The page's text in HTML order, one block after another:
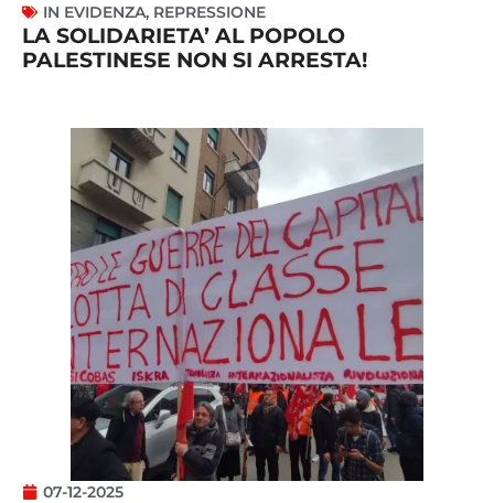
IN EVIDENZA, REPRESSIONE
LA SOLIDARIETA’ AL POPOLO
PALESTINESE NON SI ARRESTA!
07-12-2025